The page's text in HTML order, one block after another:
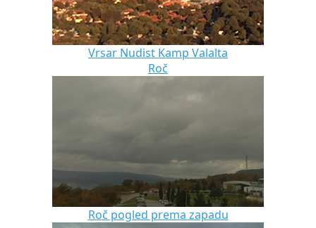
Vrsar Nudist Kamp Valalta
Roč
Roč pogled prema zapadu